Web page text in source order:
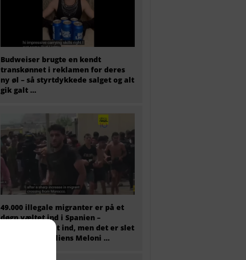
Budweiser brugte en kendt
transkønnet i reklamen for deres
ny øl – så styrtdykkede salget og alt
gik galt …
49.000 illegale migranter er på et
døgn væltet ind i Spanien –
militæret er sat ind, men det er slet
ikke nok og Italiens Meloni ...